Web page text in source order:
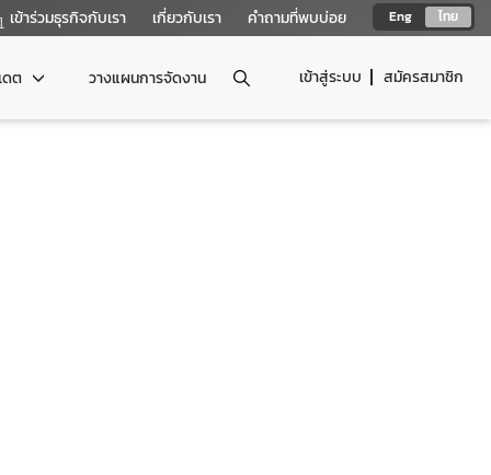
Eng ไทย
เข้าร่วมธุรกิจกับเรา เกี่ยวกับเรา คำถามที่พบบ่อย
เข้าสู่ระบบ สมัครสมาชิก
ดต วางแผนการจัดงาน